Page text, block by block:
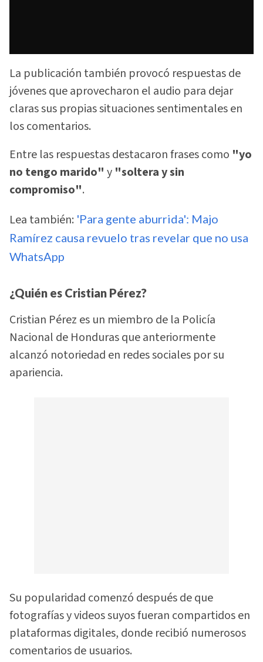
La publicación también provocó respuestas de
jóvenes que aprovecharon el audio para dejar
claras sus propias situaciones sentimentales en
los comentarios.
Entre las respuestas destacaron frases como "yo
no tengo marido" y "soltera y sin
compromiso".
Lea también: 'Para gente aburrida': Majo
Ramírez causa revuelo tras revelar que no usa
WhatsApp
¿Quién es Cristian Pérez?
Cristian Pérez es un miembro de la Policía
Nacional de Honduras que anteriormente
alcanzó notoriedad en redes sociales por su
apariencia.
Su popularidad comenzó después de que
fotografías y videos suyos fueran compartidos en
plataformas digitales, donde recibió numerosos
comentarios de usuarios.